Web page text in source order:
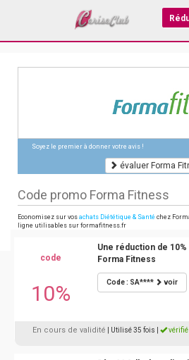
Soyez le premier à donner votre avis !
évaluer Forma
Code promo Forma Fitness
Economisez sur vos achats Diététique & Santé chez
ligne utilisables sur formafitness.fr
code
10%
Une réduction de
Forma Fitness
Code : SA**** voir
En cours de validité | Utilisé 35 fois vérifié